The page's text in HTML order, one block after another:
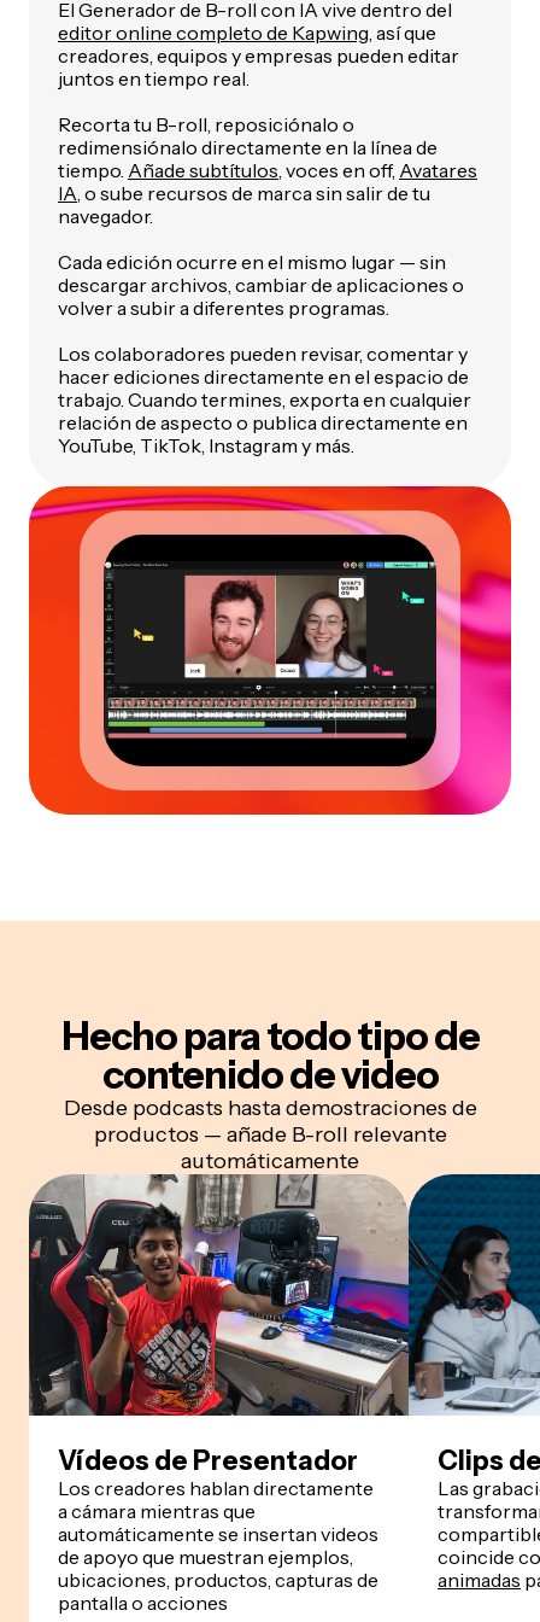
El Generador de B-roll con IA vive dentro del
editor online completo de Kapwing , así que
creadores, equipos y empresas pueden editar
juntos en tiempo real.
Recorta tu B-roll, reposiciónalo o
redimensiónalo directamente en la línea de
tiempo. Añade subtítulos , voces en off, Avatares
IA , o sube recursos de marca sin salir de tu
navegador.
Cada edición ocurre en el mismo lugar — sin
descargar archivos, cambiar de aplicaciones o
volver a subir a diferentes programas.
Los colaboradores pueden revisar, comentar y
hacer ediciones directamente en el espacio de
trabajo. Cuando termines, exporta en cualquier
relación de aspecto o publica directamente en
YouTube, TikTok, Instagram y más.
Hecho paratodo tipo de
contenido de video
Desde podcasts hasta demostraciones de
productos — añade B-roll relevante
automáticamente
Vídeos de Presentador
Los creadores hablan directamente
a cámara mientras que
automáticamente se insertan videos
de apoyo que muestran ejemplos,
ubicaciones, productos, capturas de
pantalla o acciones
Clips
Las
coincide
animadas